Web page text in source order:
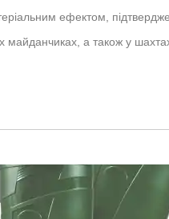
ефектом,
а також у